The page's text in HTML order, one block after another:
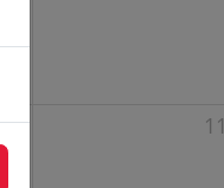
10 11